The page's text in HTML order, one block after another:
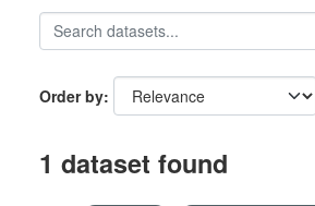
Order by
1 dataset found